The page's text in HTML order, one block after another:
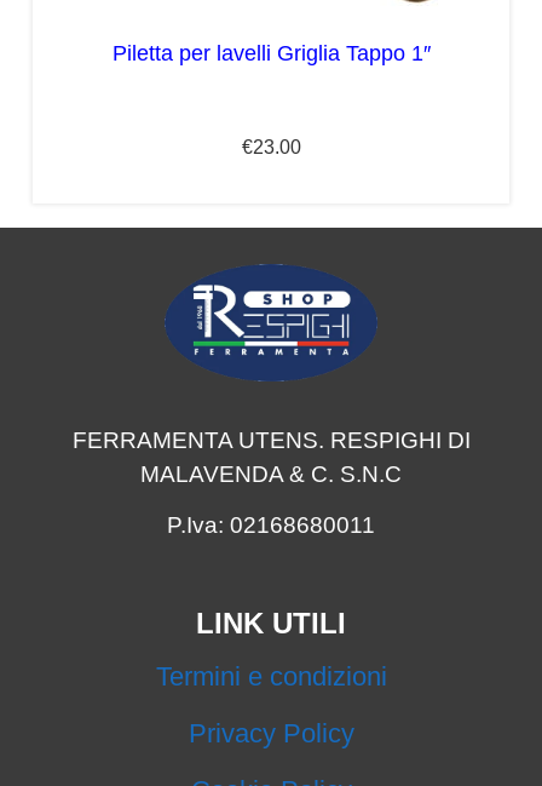
Piletta per lavelli Griglia Tappo 1″
€23.00
FERRAMENTA UTENS. RESPIGHI DI
MALAVENDA & C. S.N.C
P.Iva: 02168680011
LINK UTILI
Termini e condizioni
Privacy Policy